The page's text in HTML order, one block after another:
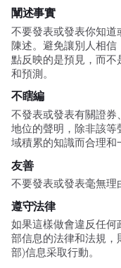
闡述事實
不要發表或發表你知道
陳述。避免讓別人相
點反映的是預見，而
和預測。
不瞎編
不發表或發表有關證
地位的聲明，除非該
域積累的知識而合理和
友善
不要發表或發表毫無理
遵守法律
如果這樣做會違反任何
部信息的法律和法規，
部)信息采取行動。